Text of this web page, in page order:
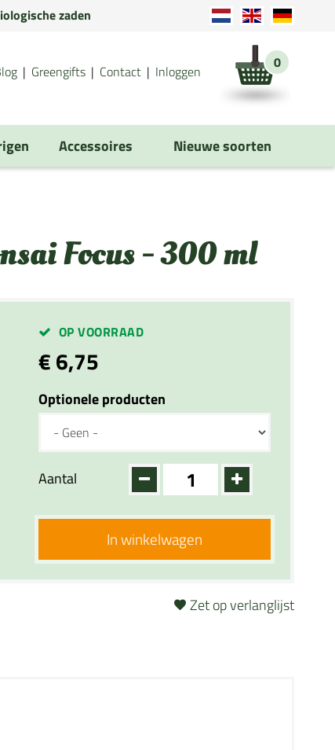
zaden
Greengifts Contact Inloggen 0
Accessoires Nieuwe soorten
Focus - 300 ml
OP VOORRAAD
€ 6,75
Optionele producten
Aantal
In winkelwagen
Zet op verlanglijst